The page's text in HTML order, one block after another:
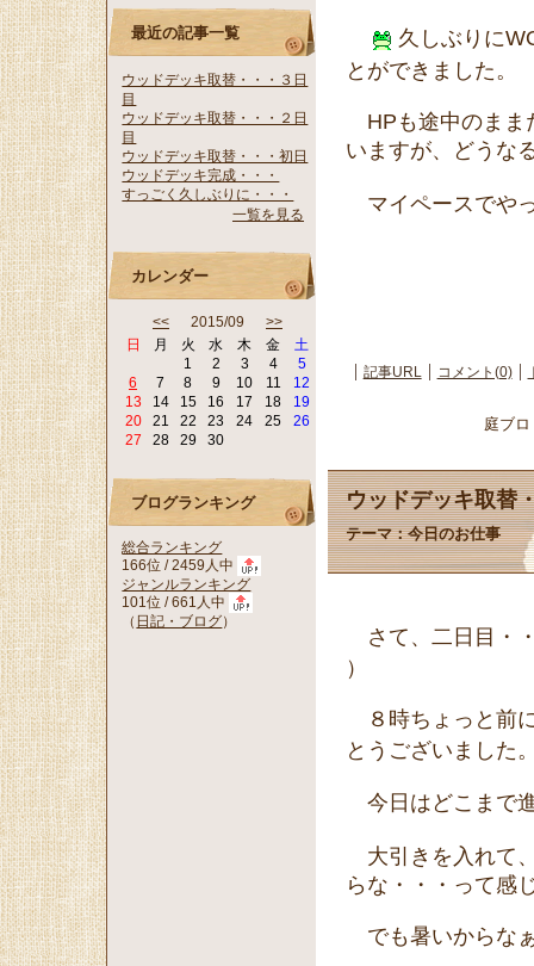
久しぶりに
とができました。
HPも途中のまま
いますが、どうな
マイペースでや
記事URL コメント(0)
庭ブ
ウッドデッキ取替
テーマ：今日のお仕事
さて、二日目・
）
８時ちょっと前
とうございました
今日はどこまで
大引きを入れて
らな・・・って感
でも暑いからな
最近の記事一覧
ウッドデッキ取替・・・３日
目
ウッドデッキ取替・・・２日
目
ウッドデッキ取替・・・初日
ウッドデッキ完成・・・
すっごく久しぶりに・・・
一覧を見る
カレンダー
<< 2015/09 >>
日
月 火 水 木 金
土
1
2 3 4
5
6
7 8 9 10 11
12
13
14 15 16 17 18
19
20
21 22 23 24 25
26
27
28 29 30
ブログランキング
総合ランキング
166位 / 2459人中
ジャンルランキング
101位 / 661人中
（ 日記・ブログ）